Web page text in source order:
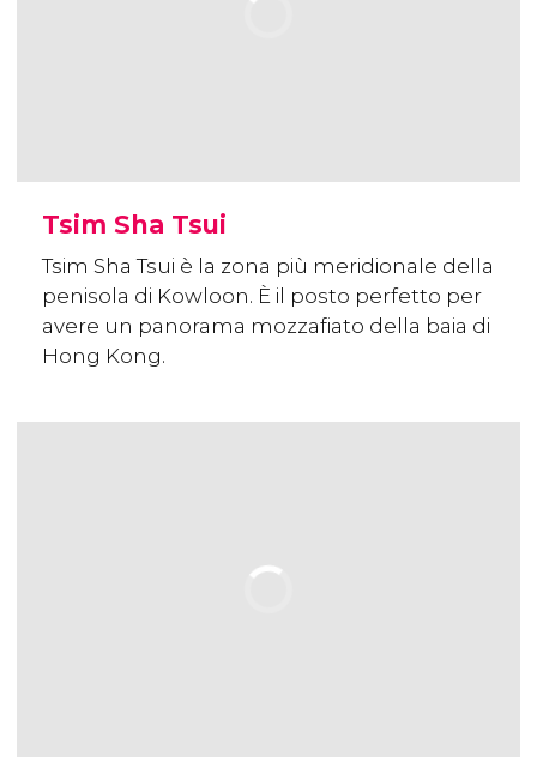
Tsim Sha Tsui
Tsim Sha Tsui è la zona più meridionale della
penisola di Kowloon. È il posto perfetto per
avere un panorama mozzafiato della baia di
Hong Kong.